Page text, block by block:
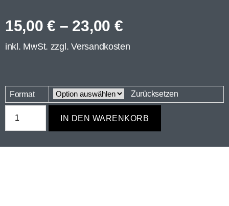
15,00€ – 23,00 €
inkl. MwSt. zzgl.Versandkosten
Format Zurücksetzen
IN DEN WARENKORB